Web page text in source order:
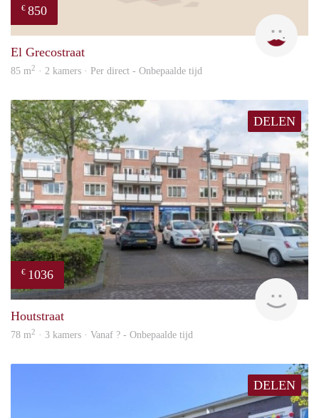
€ 850
El Grecostraat
85 m2 · 2 kamers · Per direct - Onbepaalde tijd
DELEN
€ 1036
Houtstraat
78 m2 · 3 kamers · Vanaf ? - Onbepaalde tijd
DELEN